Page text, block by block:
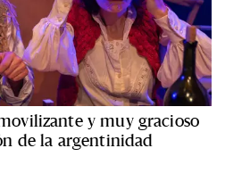
y muy gracioso
de la argentinidad